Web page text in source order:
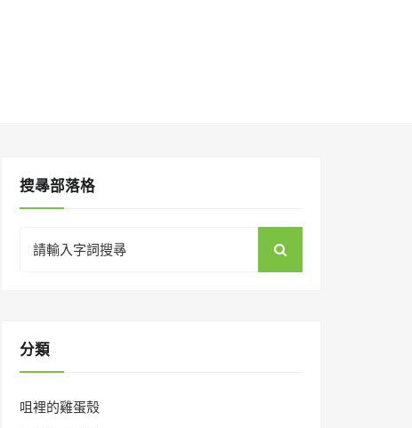
搜㝷部落格
for:
分類
咀裡的雞蛋殼